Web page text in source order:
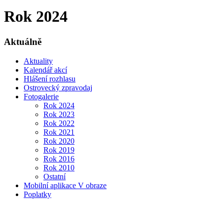
Rok 2024
Aktuálně
Aktuality
Kalendář akcí
Hlášení rozhlasu
Ostrovecký zpravodaj
Fotogalerie
Rok 2024
Rok 2023
Rok 2022
Rok 2021
Rok 2020
Rok 2019
Rok 2016
Rok 2010
Ostatní
Mobilní aplikace V obraze
Poplatky